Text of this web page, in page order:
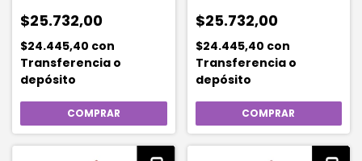
$25.732,00
$24.445,40 con
Transferencia o
depósito
$25.732,00
$24.445,40 con
Transferencia o
depósito